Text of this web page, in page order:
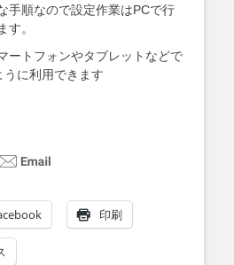
手順なので設定作業はPCで行
す。
ートフォンやタブレットなどで
に利用できます
印刷